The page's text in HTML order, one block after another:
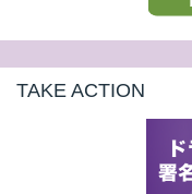
TAKE ACTION